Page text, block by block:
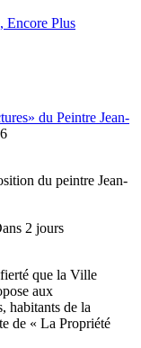
Encore Plus
du Peintre Jean-
du peintre Jean-
2 jours
que la Ville
aux
habitants de la
de « La Propriété